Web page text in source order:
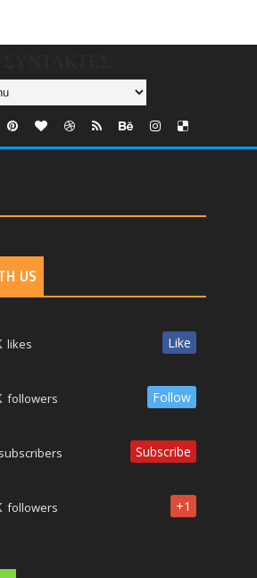
US
likes Like
followers Follow
subscribers Subscribe
followers +1